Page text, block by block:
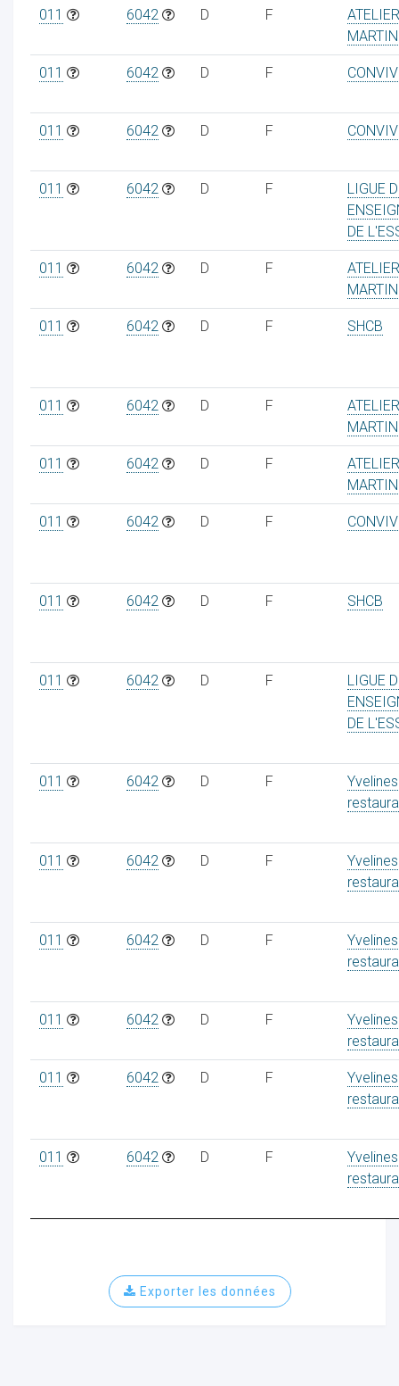
011 6042 D F
ATELIER
011 6042 D F
011 6042 D F
011 6042 D F
LIGUE
DE
011 6042 D F
ATELIER
011 6042 D F SHCB
011 6042 D F
ATELIER
011 6042 D F
ATELIER
011 6042 D F
011 6042 D F SHCB
011 6042 D F
LIGUE
DE
011 6042 D F
Yvelines
011 6042 D F
Yvelines
011 6042 D F
Yvelines
011 6042 D F
Yvelines
011 6042 D F
Yvelines
011 6042 D F
Yvelines
Exporter les données